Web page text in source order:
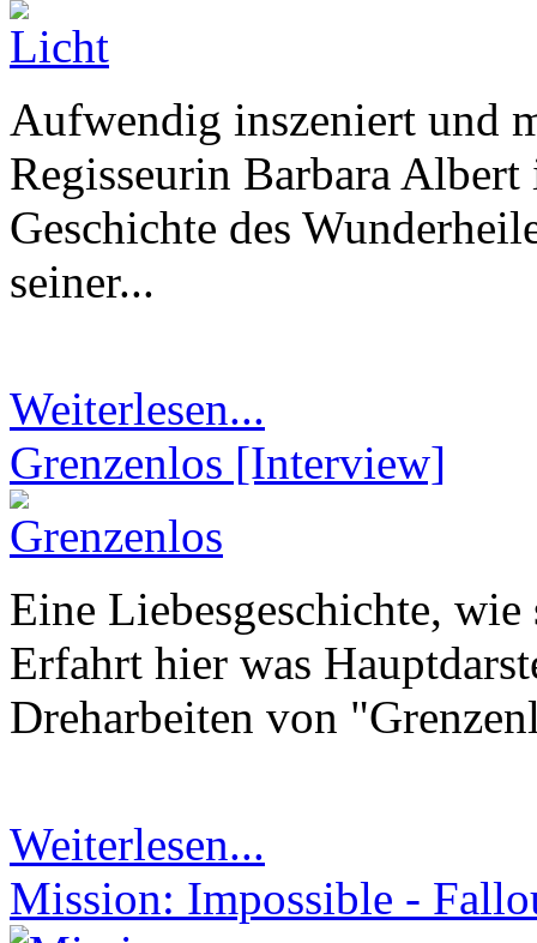
Aufwendig inszeniert und
Regisseurin Barbara
Geschichte des
seiner...
Weiterlesen...
Grenzenlos [Interview]
Eine Liebesgeschichte,
Erfahrt hier was
Dreharbeiten von
Weiterlesen...
Mission: Impossible -